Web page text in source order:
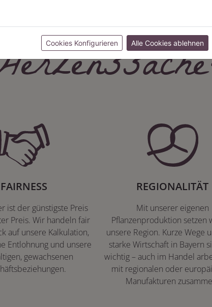
FAIRNESS
ist der günstigste Preis
Preis. Wir handeln fair
auf unsere Kalkulation,
Entlohnung und unsere
gewachsenen
REGIONALITÄT
Mit unserer eigenen
Pflanzenproduktion setzen
unsere Region. Kurze Wege
starke Wirtschaft in Bayern
wichtig – auch im Handel
mit regionalen oder
Manufakturen
Cookies Konfigurieren Alle Cookies ablehnen